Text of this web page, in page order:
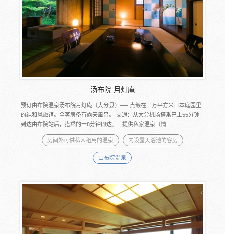
汤布院 月灯庵
预订由布院温泉汤布院月灯庵（大分县）── 点缀在一万平方米日本庭园里
的纯和风旅馆。全客房备有露天風呂。 交通：从大分机场搭乘巴士55分钟
到达由布院站后，搭乘的士8分钟即达。 提供私家温泉（情...
房间外可供私人租用的温泉 内设露天浴池的客房
由布院温泉